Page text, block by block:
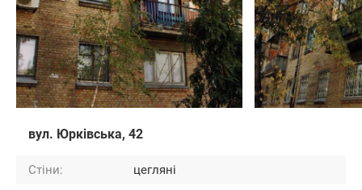
вул. Юрківська, 42
Стіни:
цегляні